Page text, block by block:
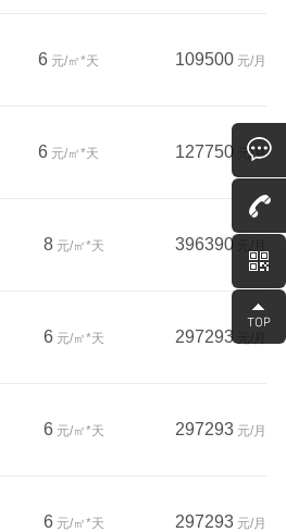
6 元/㎡*天 109500 元/月
6 元/㎡*天 127750 元/月
8 元/㎡*天 396390
6 元/㎡*天 297293
6 元/㎡*天 297293 元/月
6 元/㎡*天 297293 元/月